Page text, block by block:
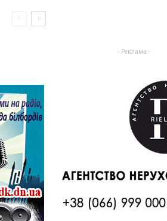
- Реклама -